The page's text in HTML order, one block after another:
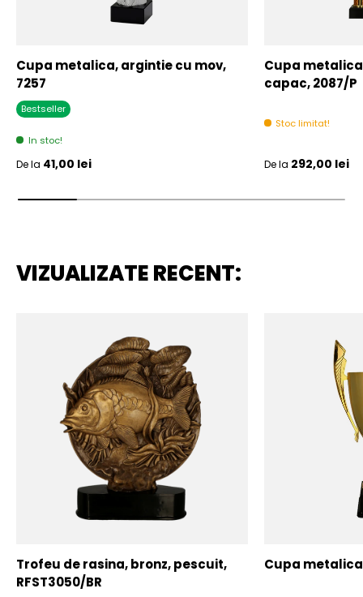
Cupa metalica, argintie cu mov,
7257
Bestseller
In stoc!
Pret initial
De la 41,00 lei
Cupa
capac, 2087/P
Stoc limitat!
Pret initial
De la 292,00 lei
VIZUALIZATE RECENT:
Trofeu de rasina, bronz, pescuit,
RFST3050/BR
Cupa